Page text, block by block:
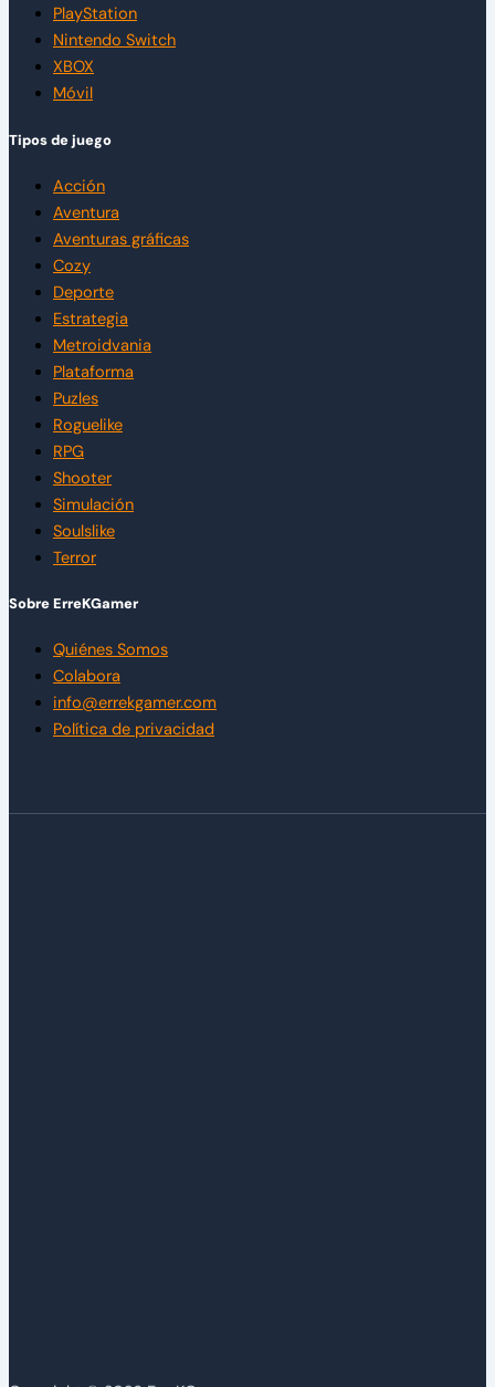
PlayStation
Nintendo Switch
XBOX
Móvil
Tipos de juego
Acción
Aventura
Aventuras gráficas
Cozy
Deporte
Estrategia
Metroidvania
Plataforma
Puzles
Roguelike
RPG
Shooter
Simulación
Soulslike
Terror
Sobre ErreKGamer
Quiénes Somos
Colabora
info@errekgamer.com
Política de privacidad